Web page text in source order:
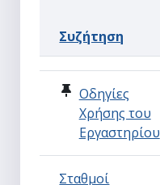
Κατάσταση
Συζήτηση
Οδηγίες
Χρήσης του
Εργαστηρίου
Σταθμοί